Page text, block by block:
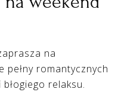
na
pełny romantycznych
relaksu.